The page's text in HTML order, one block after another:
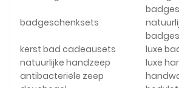
badgeschenksets
kerst bad cadeausets
luxe
natuurlijke handzeep
luxe
antibacteriële zeep